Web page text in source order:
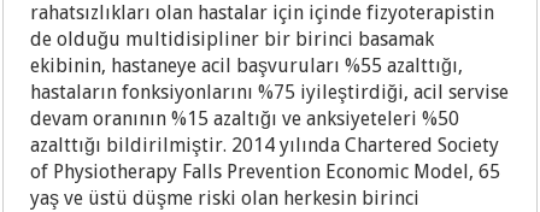
rahatsızlıkları olan hastalar için içinde fizyoterapistin
de olduğu multidisipliner bir birinci basamak
ekibinin, hastaneye acil başvuruları %55 azalttığı,
hastaların fonksiyonlarını %75 iyileştirdiği, acil servise
devam oranının %15 azaltığı ve anksiyeteleri %50
azalttığı bildirilmiştir. 2014 yılında Chartered Society
of Physiotherapy Falls Prevention Economic Model, 65
yaş ve üstü düşme riski olan herkesin birinci